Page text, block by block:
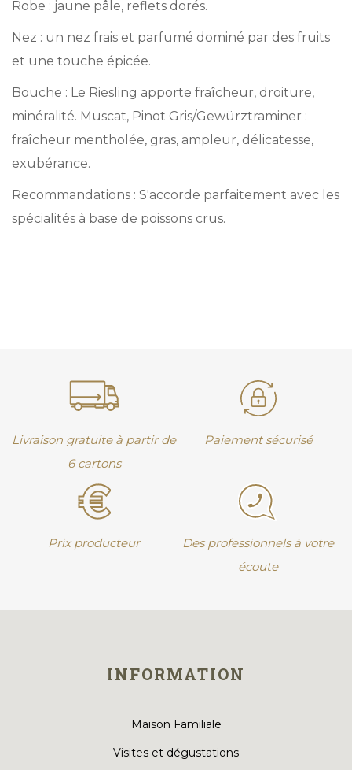
Robe : jaune pâle, reflets dorés.
Nez : un nez frais et parfumé dominé par des fruits
et une touche épicée.
Bouche : Le Riesling apporte fraîcheur, droiture,
minéralité. Muscat, Pinot Gris/Gewürztraminer :
fraîcheur mentholée, gras, ampleur, délicatesse,
exubérance.
Recommandations : S'accorde parfaitement avec les
spécialités à base de poissons crus.
Livraison gratuite à partir de
6 cartons
Paiement sécurisé
Prix producteur
Des professionnels à votre
écoute
INFORMATION
Maison Familiale
Visites et dégustations